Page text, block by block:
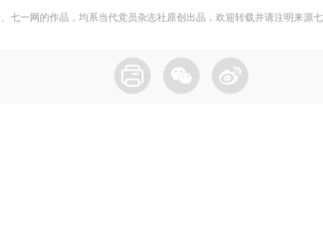
七一网的作品，均系当代党员杂志社原创出品，欢迎转载并请注明来源